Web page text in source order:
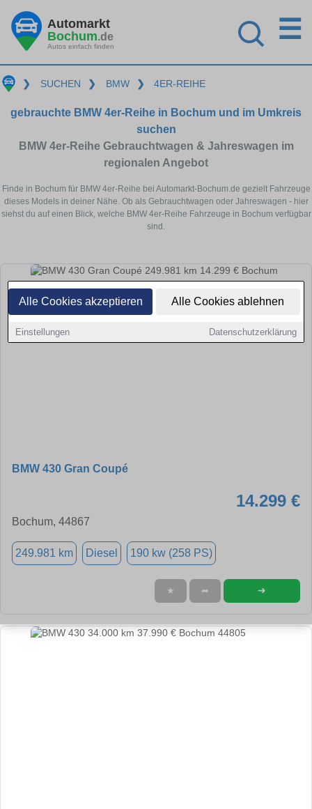
Alle Cookies akzeptieren Alle Cookies ablehnen
Einstellungen Datenschutzerklärung
Automarkt
Bochum.de
Autos einfach finden
☰
❯ SUCHEN ❯ BMW ❯ 4ER-REIHE
gebrauchte BMW 4er-Reihe in Bochum und im Umkreis
suchen
BMW 4er-Reihe Gebrauchtwagen & Jahreswagen im
regionalen Angebot
Finde in Bochum für BMW 4er-Reihe bei Automarkt-Bochum.de gezielt Fahrzeuge
dieses Models in deiner Nähe. Ob als Gebrauchtwagen oder Jahreswagen - hier
siehst du auf einen Blick, welche BMW 4er-Reihe Fahrzeuge in Bochum verfügbar
sind.
BMW 430 Gran Coupé
14.299 €
Bochum, 44867
249.981 km Diesel 190 kw (258 PS)
★ ➦ ➜